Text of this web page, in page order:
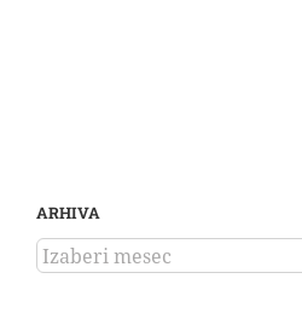
ARHIVA
ARHIVA